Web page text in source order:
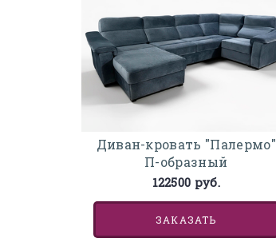
Диван-кровать "Палермо"
П-образный
122500 руб.
ЗАКАЗАТЬ